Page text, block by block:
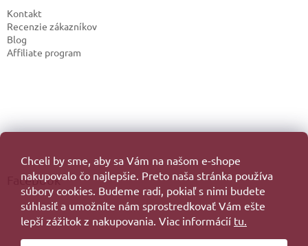
Chceli by sme, aby sa Vám na našom e-shope
nakupovalo čo najlepšie. Preto naša stránka používa
súbory cookies. Budeme radi, pokiaľ s nimi budete
súhlasiť a umožníte nám sprostredkovať Vám ešte
lepší zážitok z nakupovania. Viac informácií tu.
Kontakt
Recenzie zákazníkov
Blog
Affiliate program
Facebook